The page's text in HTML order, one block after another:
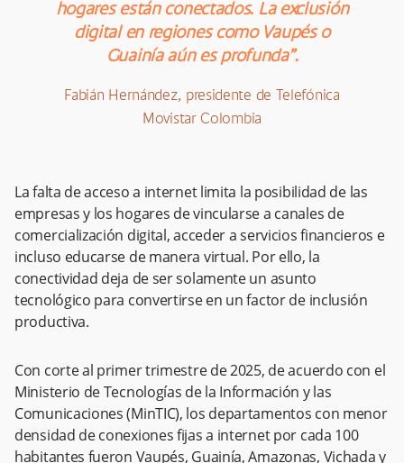
hogares están conectados. La exclusión
digital en regiones como Vaupés o
Guainía aún es profunda”.
Fabián Hernández, presidente de Telefónica
Movistar Colombia
La falta de acceso a internet limita la posibilidad de las
empresas y los hogares de vincularse a canales de
comercialización digital, acceder a servicios financieros e
incluso educarse de manera virtual. Por ello, la
conectividad deja de ser solamente un asunto
tecnológico para convertirse en un factor de inclusión
productiva.
Con corte al primer trimestre de 2025, de acuerdo con el
Ministerio de Tecnologías de la Información y las
Comunicaciones (MinTIC), los departamentos con menor
densidad de conexiones fijas a internet por cada 100
habitantes fueron Vaupés, Guainía, Amazonas, Vichada y